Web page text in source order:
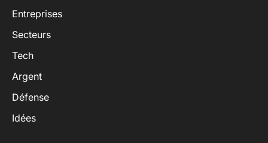
Entreprises
Secteurs
Tech
Argent
Défense
Idées